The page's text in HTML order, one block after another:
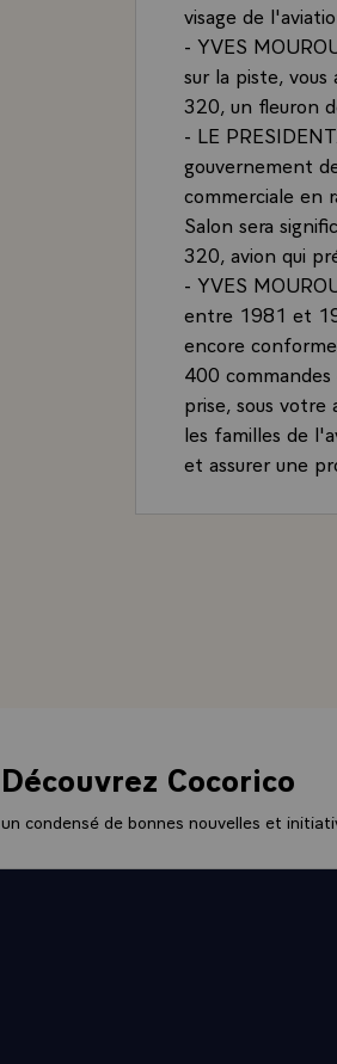
visage de
- YVES
sur la piste,
320, un fleuron
- LE
gouvernement
commerciale en
Salon sera
320, avion qui
- YVES
entre 1981 et
encore
400
prise, sous
les familles de
et assurer une
cela la
chaque fois on
celles d'avant
dans les
pour les très
YVES
maquette
Découvrez Cocorico
un condensé de bonnes nouvelles et